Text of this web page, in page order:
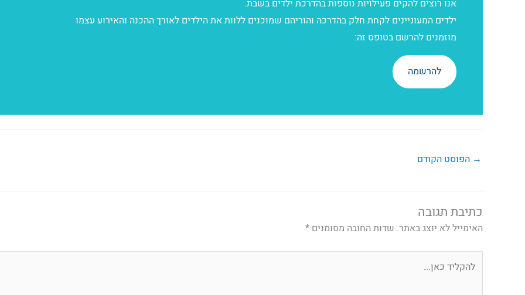
אנו רוצים להקים פעילויות נוספות בהדרכת ילדים בשבת.
ילדים המעוניינים לקחת חלק בהדרכה והוריהם שמוכנים ללוות את הילדים לאורך ההכנה והאירוע עצמו
מוזמנים להרשם בטופס זה:
להרשמה
→ הפוסט הקודם
כתיבת תגובה
האימייל לא יוצג באתר. שדות החובה מסומנים *